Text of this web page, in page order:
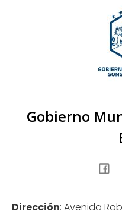
Gobierno
Dirección: Avenida